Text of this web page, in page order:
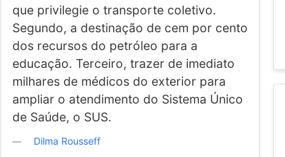
que privilegie o transporte coletivo.
Segundo, a destinação de cem por cento
dos recursos do petróleo para a
educação. Terceiro, trazer de imediato
milhares de médicos do exterior para
ampliar o atendimento do Sistema Único
de Saúde, o SUS.
Dilma Rousseff